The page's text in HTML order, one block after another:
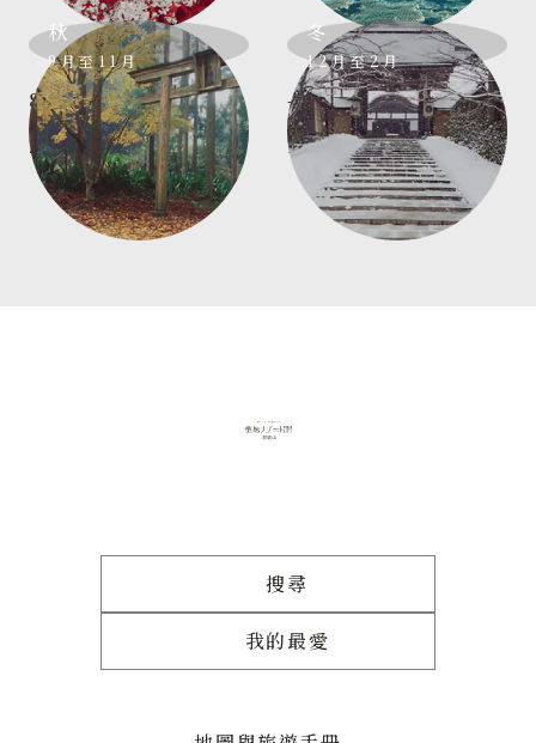
秋
9月至11月
8°C
-
24°C
天氣宜人、溼度高
冬
12月至2月
-1°C
-
14°C
寒冷乾燥
搜尋
我的最愛